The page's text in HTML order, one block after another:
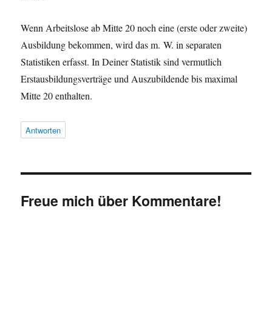
Wenn Arbeitslose ab Mitte 20 noch eine (erste oder zweite)
Ausbildung bekommen, wird das m. W. in separaten
Statistiken erfasst. In Deiner Statistik sind vermutlich
Erstausbildungsverträge und Auszubildende bis maximal
Mitte 20 enthalten.
Antworten
Freue mich über Kommentare!